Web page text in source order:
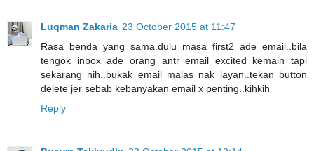
Luqman Zakaria 23 October 2015 at 11:47
Rasa benda yang sama.dulu masa first2 ade email..bila
tengok inbox ade orang antr email excited kemain tapi
sekarang nih..bukak email malas nak layan..tekan button
delete jer sebab kebanyakan email x penting..kihkih
Reply